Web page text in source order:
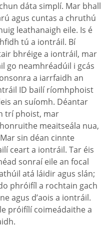
dáta simplí. Mar bhall
agus cuntas a chruthú
leathanaigh eile. Is é
tú a iontráil. Bí
bhréige a iontráil, mar
go neamhréadúil i gcás
a iarrfaidh an
ID bailí ríomhphoist
an suíomh. Déantar
trí phoist, mar
meaitseála nua,
sin déan cinnte
ceart a iontráil. Tar éis
sonraí eile an focal
atá láidir agus slán;
phróifíl a rochtain gach
agus d’aois a iontráil.
próifílí coimeádaithe a